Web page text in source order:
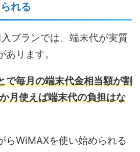
れる
プランでは、端末代が実質
ります。
で毎月の端末代金相当額が割
月使えば端末代の負担はな
らWiMAXを使い始められる